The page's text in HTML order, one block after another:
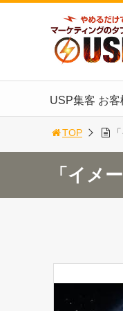
USP集客 お客
TOP
「イメ